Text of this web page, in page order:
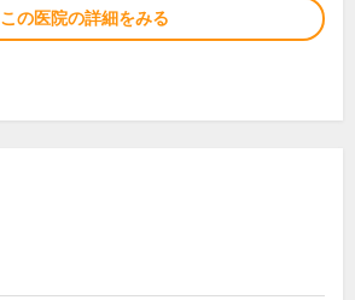
この医院の詳細をみる